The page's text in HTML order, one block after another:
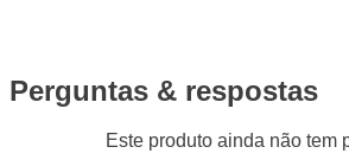
Perguntas & respostas
Este produto ainda não tem